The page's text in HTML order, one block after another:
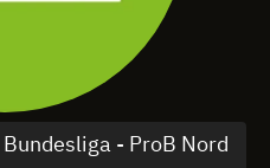
- ProB Nord